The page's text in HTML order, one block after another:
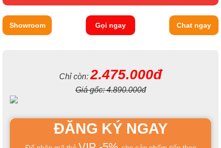
Showroom Gọi ngay Chat ngay
Chỉ còn:2.475.000đ
Giá gốc:4.890.000đ
ĐĂNG KÝ NGAY